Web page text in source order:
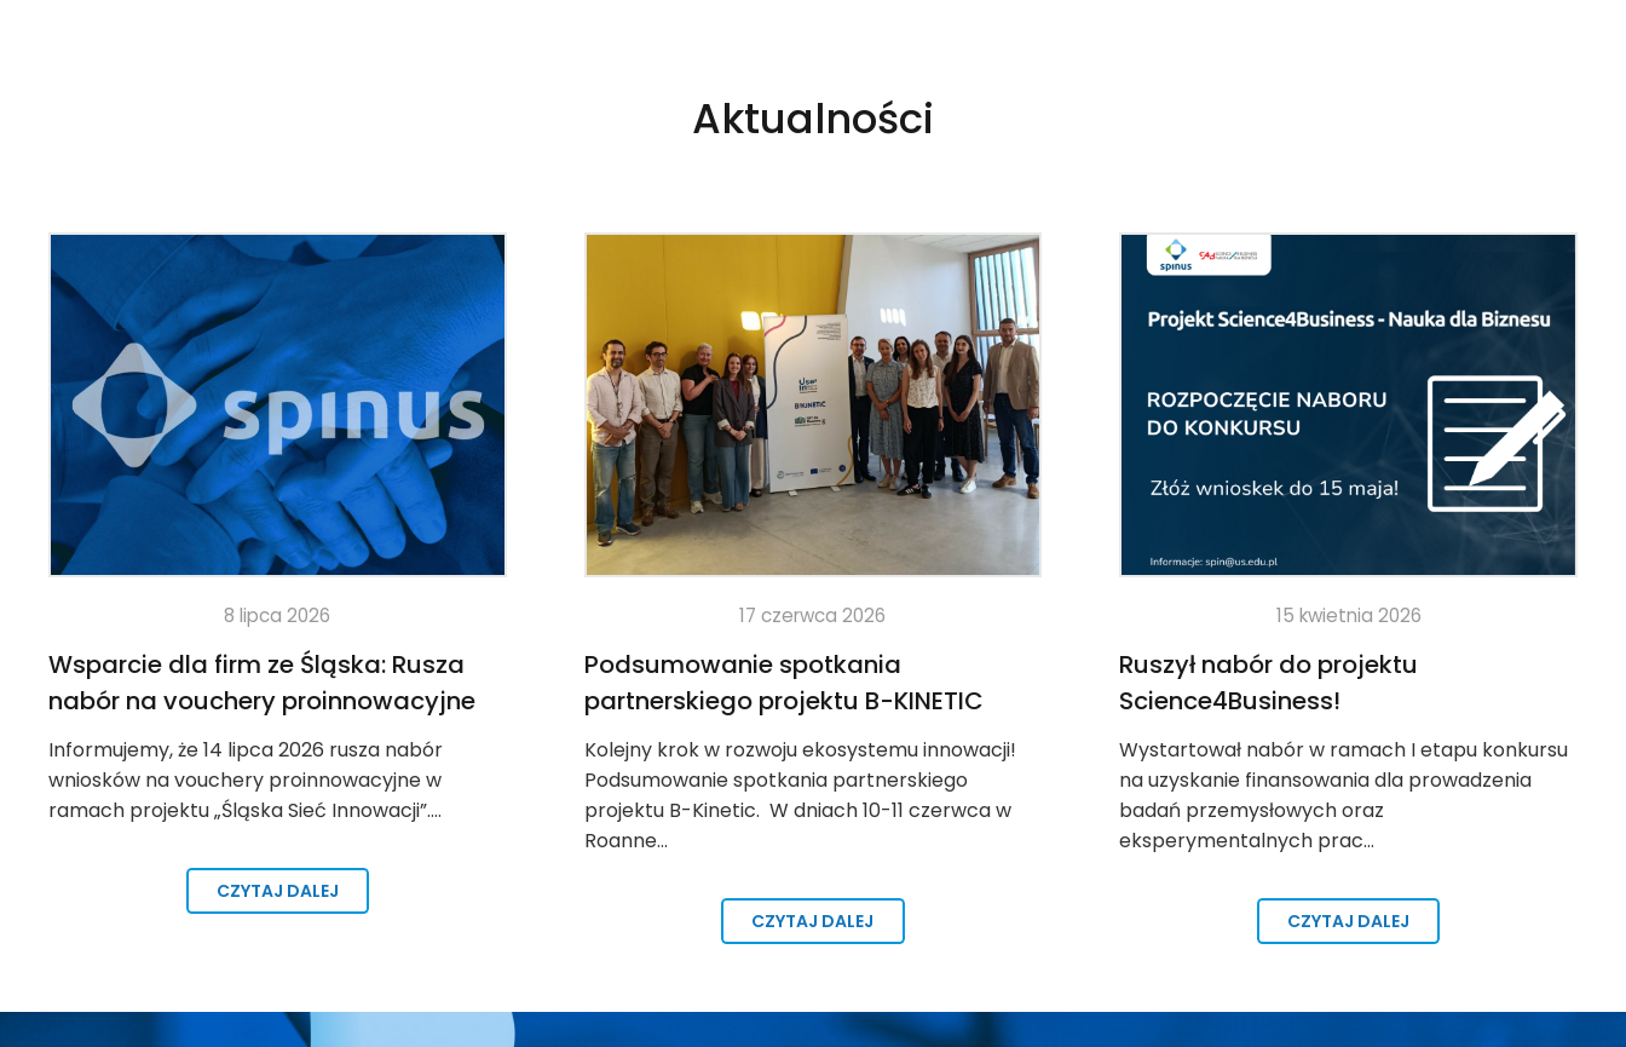
miast, odporność miast, zarządzanie rozwojem zrównoważonym i inne;
usługi w zakresie służby zdrowia i pomocy socjalnej i inne);
Ewaluacją dokumentów strategicznych (ex ante i ex post);
Realizacją procesu konsultacji społecznych z wykorzystaniem
dedykowanych narzędzi włączających różne grupy społeczne;
Realizacją badań procesów miejskich i metropolitalnych oraz
związanych z nimi wyzwań i potrzeb jednostek samorządu
terytorialnego;
Opracowywaniem diagnoz społeczno-gospodarczych dla jednostek
samorządu terytorialnego, obszaru metropolitalnego, miejskich
obszarów funkcjonalnych;
tematycznym;
Realizacją działań edukacyjnych dla polityków, menedżerów i liderów
rozwoju lokalnego.
W przypadku powyższej oferty współpracujemy z ekspertami z całej Polski.
Zakres oraz wycena zlecenia mają charakter indywidualny. Zapytania
prosimy kierować za pomocą danych z zakładki
Kontakt.
Aktualności
8 lipca 2026
Wsparcie dla firm ze Śląska: Rusza
nabór na vouchery proinnowacyjne
Informujemy, że 14 lipca 2026 rusza nabór
wniosków na vouchery proinnowacyjne w
ramach projektu „Śląska Sieć Innowacji”.…
CZYTAJ DALEJ
17 czerwca 2026
Podsumowanie spotkania
partnerskiego projektu B-KINETIC
Kolejny krok w rozwoju ekosystemu innowacji!
Podsumowanie spotkania partnerskiego
projektu B-Kinetic. W dniach 10-11 czerwca w
Roanne…
CZYTAJ DALEJ
15 kwietnia 2026
Ruszył nabór do projektu
Science4Business!
Wystartował nabór w ramach I etapu konkursu
na uzyskanie finansowania dla prowadzenia
badań przemysłowych oraz
eksperymentalnych prac…
CZYTAJ DALEJ